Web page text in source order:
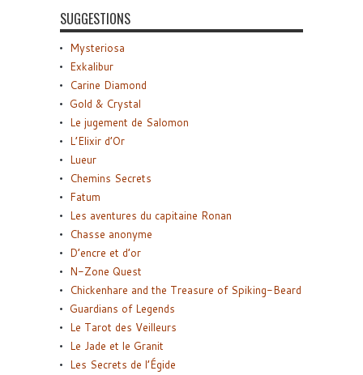
SUGGESTIONS
Mysteriosa
Exkalibur
Carine Diamond
Gold & Crystal
Le jugement de Salomon
L’Elixir d’Or
Lueur
Chemins Secrets
Fatum
Les aventures du capitaine Ronan
Chasse anonyme
D’encre et d’or
N-Zone Quest
Chickenhare and the Treasure of Spiking-Beard
Guardians of Legends
Le Tarot des Veilleurs
Le Jade et le Granit
Les Secrets de l’Égide